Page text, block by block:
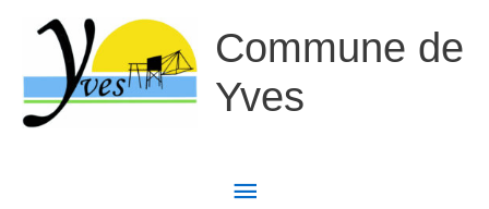
Commune de
Yves
MENU